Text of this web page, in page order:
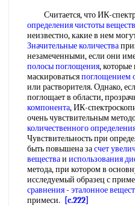
Считается, что ИК-спектр
определения чистоты
неизвестно, какие в нем
Значительные количества
незамеченными, если они
полосы поглощения,
маскироватьсяпоглощением
или растворителя. Однако,
поглощает в области,
компонента, ИК-
очень чувствительным
количественного
Чувствительность при
быть повышена засчет
веществаи использования
метода, при котором в
исследуемый образец с
сравнения- эталонное
примеси.
[c.222]